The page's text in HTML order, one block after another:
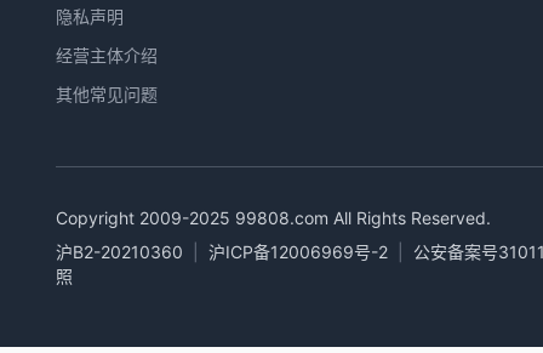
隐私声明
经营主体介绍
其他常见问题
Copyright 2009-2025 99808.com All Rights Reserved.
沪B2-20210360
沪ICP备12006969号-2
公安备案号
照